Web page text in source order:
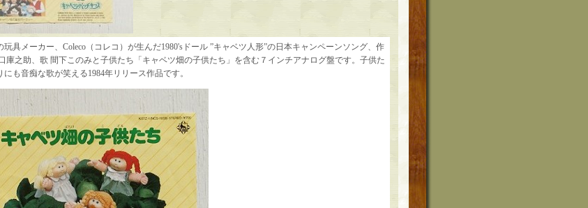
玩具メーカー、Coleco（コレコ）が生んだ1980'sドール ”キャベツ人形”の日本キャンペーンソング、作
庫之助、歌 間下このみと子供たち「キャベツ畑の子供たち」を含む７インチアナログ盤です。子供た
にも音痴な歌が笑える1984年リリース作品です。